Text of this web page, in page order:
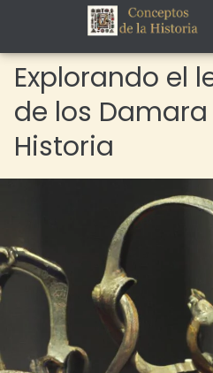
Explorando el
de los
Historia